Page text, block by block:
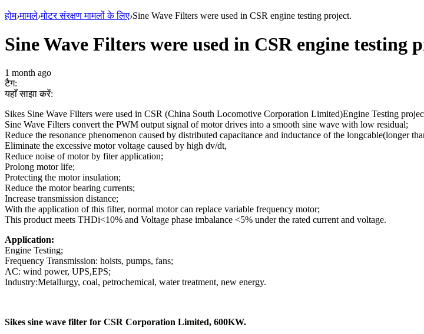
होम›मामले›मोटर संरक्षण मामलों के लिए›Sine Wave Filters were used in CSR engine testing project.
Sine Wave Filters were used in CSR engine testing
1 month ago
टैग:
यहाँ साझा करें:
Sikes Sine Wave Filters were used in CSR (China South Locomotive Corporation Limited)Engine Testing
Sine Wave Filters convert the PWM output signal of motor drives into a smooth sine wave with low residual;
Reduce the resonance phenomenon caused by distributed capacitance and inductance of the longcable(longer
Eliminate the excessive motor voltage caused by high dv/dt,
Reduce noise of motor by fiter application;
Prolong motor life;
Protecting the motor insulation;
Reduce the motor bearing currents;
Increase transmission distance;
With the application of this filter, normal motor can replace variable frequency motor;
This product meets THDi<10% and Voltage phase imbalance <5% under the rated current and voltage.
Application:
Engine Testing;
Frequency Transmission: hoists, pumps, fans;
AC: wind power, UPS,EPS;
Industry:Metallurgy, coal, petrochemical, water treatment, new energy.
Sikes sine wave filter for CSR Corporation Limited, 600KW.